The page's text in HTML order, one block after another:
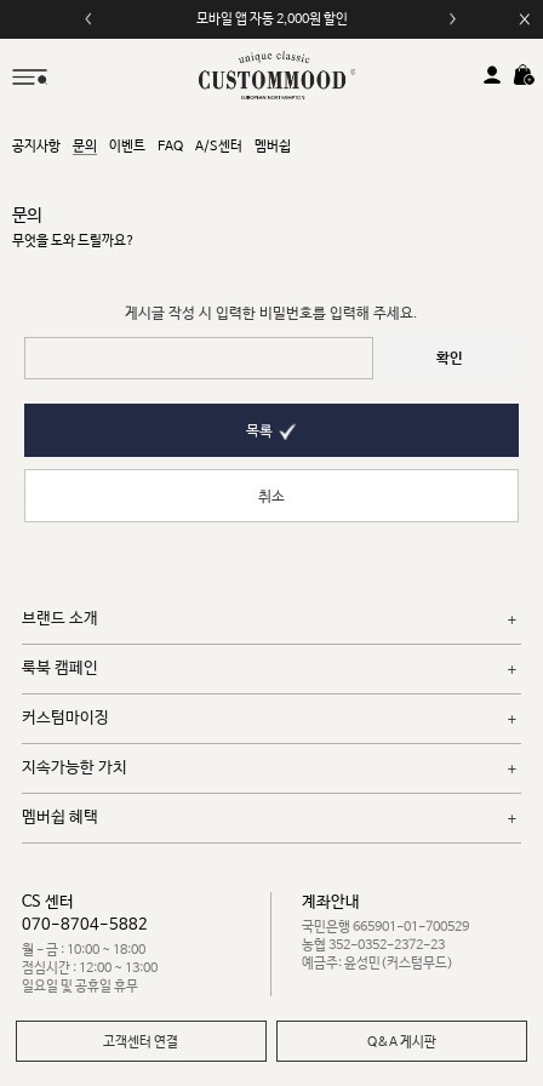
모바일 앱 자동 2,000원 할인
공지사항 문의 이벤트 FAQ A/S센터 멤버쉽
문의
무엇을 도와 드릴까요?
게시글 작성 시 입력한 비밀번호를 입력해 주세요.
확인
목록
취소
브랜드 소개
룩북 캠페인
커스텀마이징
지속가능한 가치
멤버쉽 혜택
CS 센터
070-8704-5882
월 - 금 : 10:00 ~ 18:00
점심시간 : 12:00 ~ 13:00
일요일 및 공휴일 휴무
계좌안내
국민은행 665901-01-700529
농협 352-0352-2372-23
예금주: 윤성민(커스텀무드)
고객센터 연결 Q&A 게시판